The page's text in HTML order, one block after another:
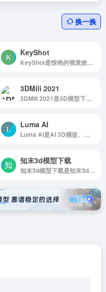
换一换
KeyShot
KeyShot是惊艳的视觉效果，快速的实时渲染
3DMili 2021
3DMili 2021是3D模型下载、免费3D模型、下载3D模型 - 3D66 INTERIOR 2021,3D66 INTERIOR 2019,3dsky pro 免费，3dsmax 免费 建筑，室内，家具，最好的 3d 模型，免费下载，斯堪的纳维亚风格，装...
Luma AI
Luma AI是AI 3D捕捉、建模和渲染
知末3d模型下载
知末3d模型下载是知末3d模型网拥有50多万精品3d模型素材库为设计师提供室内外公装,家装,场景,家具,交通工具及户外等立体3d模型下载.下载免费3dmax原创模型素材就上知末3d模型网下载.